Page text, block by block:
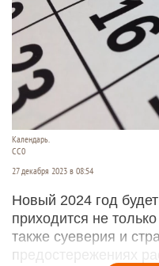
Календарь.
СС0
27 декабря 2023 в 08:54
Новый 2024 год
приходится не
также суеверия и
предостережениях